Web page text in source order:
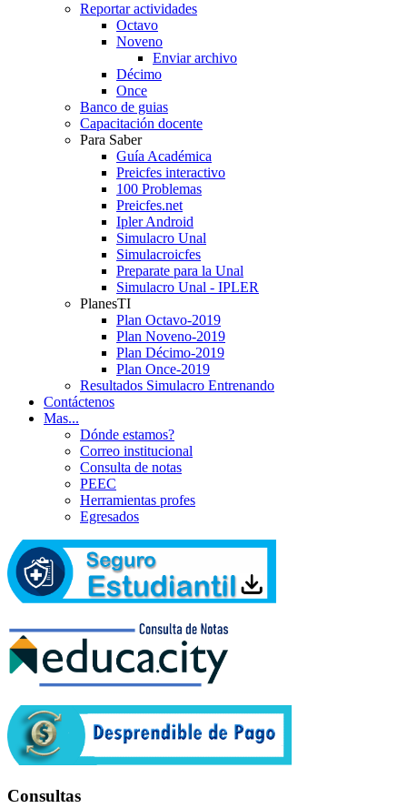
Reportar actividades
Octavo
Noveno
Enviar archivo
Décimo
Once
Banco de guias
Capacitación docente
Para Saber
Guía Académica
Preicfes interactivo
100 Problemas
Preicfes.net
Ipler Android
Simulacro Unal
Simulacroicfes
Preparate para la Unal
Simulacro Unal - IPLER
PlanesTI
Plan Octavo-2019
Plan Noveno-2019
Plan Décimo-2019
Plan Once-2019
Resultados Simulacro Entrenando
Contáctenos
Mas...
Dónde estamos?
Correo institucional
Consulta de notas
PEEC
Herramientas profes
Egresados
Consultas